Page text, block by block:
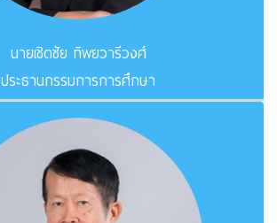
นายเชิดชัย ทิพยวารีวงศ์
ประธานกรรมการการศึกษา